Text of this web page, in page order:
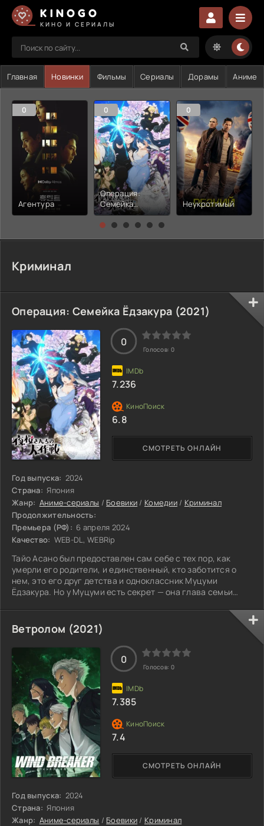
KINOGO
КИНО И СЕРИАЛЫ
Главная Новинки Фильмы Сериалы Дорамы Аниме
0
Агентура
0
Операция:
Семейка
Ёдзакура
0
Неукротимый
Криминал
Операция: Семейка Ёдзакура (2021)
Год выпуска: 2024
Страна: Япония
Жанр: Аниме-сериалы / Боевики / Комедии/ Криминал
Продолжительность:
Премьера (РФ): 6 апреля 2024
Качество: WEB-DL, WEBRip
Тайо Асано был предоставлен сам себе с тех пор, как
умерли его родители, и единственный, кто заботится о
нем, это его друг детства и одноклассник Муцуми
Ёдзакура. Но у Муцуми есть секрет — она глава семьи
защищает ее! Чтобы помешать Кёитиро убить его, Тайё и
Муцуми должны сделать последний шаг — пожениться!
Потому что в семье Ёдзакура семья не может убить
семью.
СМОТРЕТЬ ОНЛАЙН
0
Голосов: 0
7.236
6.8
Ветролом (2021)
Год выпуска: 2024
Страна: Япония
Жанр: Аниме-сериалы / Боевики / Криминал
СМОТРЕТЬ ОНЛАЙН
0
Голосов: 0
7.385
7.4